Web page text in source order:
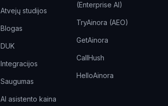
Atvejų studijos
Blogas
DUK
Integracijos
Saugumas
AI asistento kaina
(Enterprise AI)
TryAinora (AEO)
GetAinora
CallHush
HelloAinora